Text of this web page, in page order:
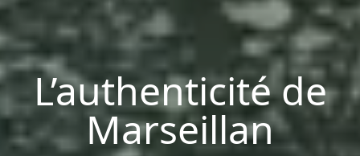
L’authenticité de
Marseillan